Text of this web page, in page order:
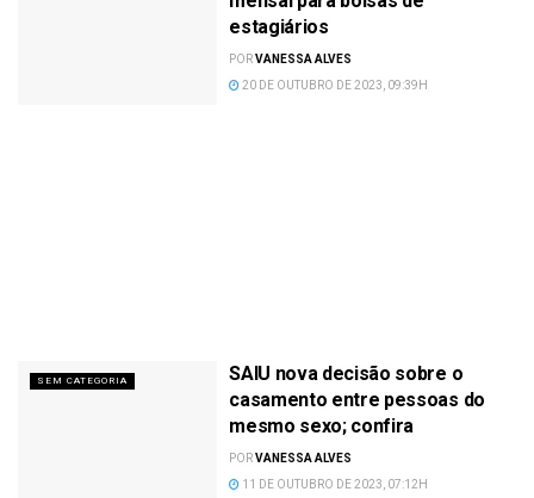
estagiários
PORVANESSA ALVES
20 DE OUTUBRO DE 2023, 09:39H
SEM CATEGORIA
SAIU nova decisão sobre o
casamento entre pessoas do
mesmo sexo; confira
PORVANESSA ALVES
11 DE OUTUBRO DE 2023, 07:12H